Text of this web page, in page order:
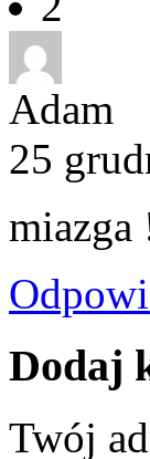
Adam
25
miazga
Dodaj
Twój